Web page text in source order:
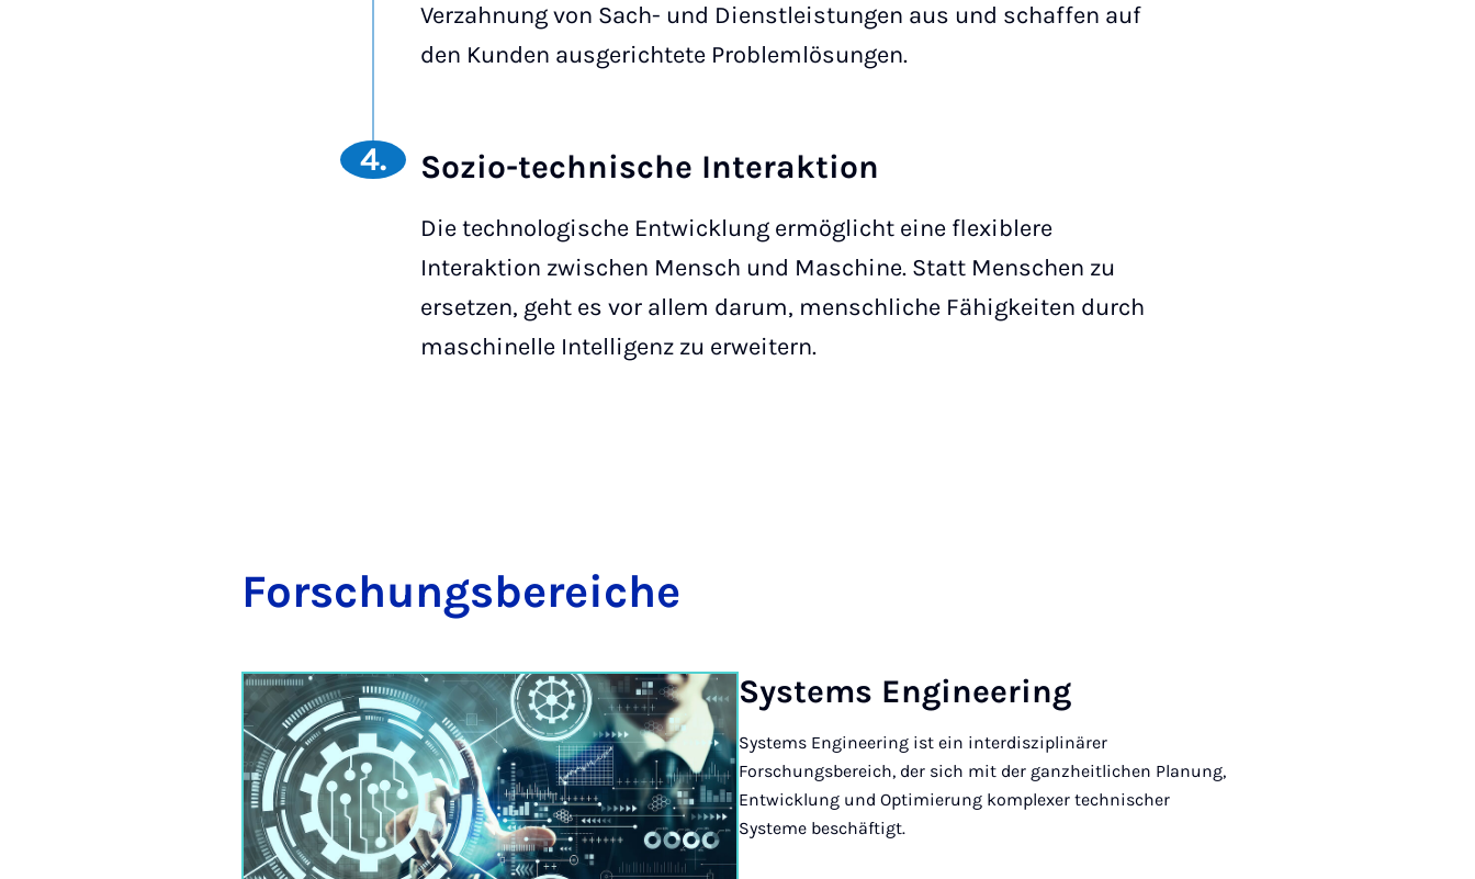
Verzahnung von Sach- und Dienstleistungen aus und schaffen auf
den Kunden ausgerichtete Problemlösungen.
4. Sozio-technische Interaktion
Die technologische Entwicklung ermöglicht eine flexiblere
Interaktion zwischen Mensch und Maschine. Statt Menschen zu
ersetzen, geht es vor allem darum, menschliche Fähigkeiten durch
maschinelle Intelligenz zu erweitern.
For­schungs­be­rei­che
Sys­tems En­gi­nee­ring
Systems Engineering ist ein interdisziplinärer
Forschungsbereich, der sich mit der ganzheitlichen Planung,
Entwicklung und Optimierung komplexer technischer
Systeme beschäftigt.